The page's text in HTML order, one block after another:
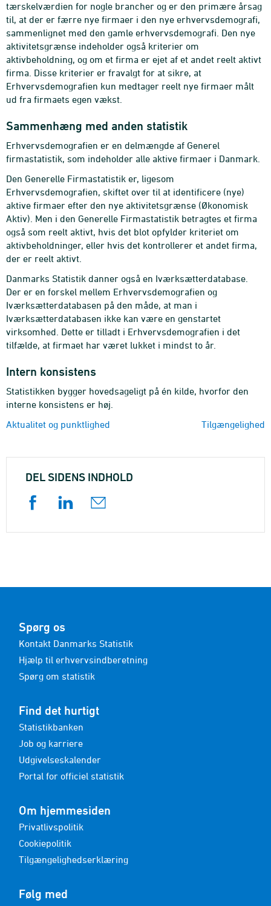
tærskelværdien for nogle brancher og er den primære årsag
til, at der er færre nye firmaer i den nye erhvervsdemografi,
sammenlignet med den gamle erhvervsdemografi. Den nye
aktivitetsgrænse indeholder også kriterier om
aktivbeholdning, og om et firma er ejet af et andet reelt aktivt
firma. Disse kriterier er fravalgt for at sikre, at
Erhvervsdemografien kun medtager reelt nye firmaer målt
ud fra firmaets egen vækst.
Sammenhæng med anden statistik
Erhvervsdemografien er en delmængde af Generel
firmastatistik, som indeholder alle aktive firmaer i Danmark.
Den Generelle Firmastatistik er, ligesom
Erhvervsdemografien, skiftet over til at identificere (nye)
aktive firmaer efter den nye aktivitetsgrænse (Økonomisk
Aktiv). Men i den Generelle Firmastatistik betragtes et firma
også som reelt aktivt, hvis det blot opfylder kriteriet om
aktivbeholdninger, eller hvis det kontrollerer et andet firma,
der er reelt aktivt.
Danmarks Statistik danner også en Iværksætterdatabase.
Der er en forskel mellem Erhvervsdemografien og
Iværksætterdatabasen på den måde, at man i
Iværksætterdatabasen ikke kan være en genstartet
virksomhed. Dette er tilladt i Erhvervsdemografien i det
tilfælde, at firmaet har været lukket i mindst to år.
Intern konsistens
Statistikken bygger hovedsageligt på én kilde, hvorfor den
interne konsistens er høj.
Aktualitet og punktlighed
Tilgængelighed
DEL SIDENS INDHOLD
Spørg os
Kontakt Danmarks Statistik
Hjælp til erhvervsindberetning
Spørg om statistik
Find det hurtigt
Statistikbanken
Job og karriere
Udgivelseskalender
Portal for officiel statistik
Om hjemmesiden
Privatlivspolitik
Cookiepolitik
Tilgængelighedserklæring
Følg med